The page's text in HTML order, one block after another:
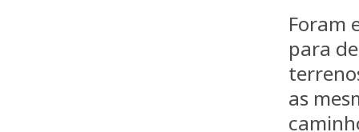
Foram
para
as